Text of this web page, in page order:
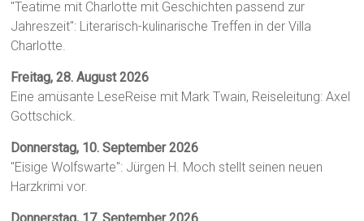
"Teatime mit Charlotte mit Geschichten passend zur
Jahreszeit": Literarisch-kulinarische Treffen in der Villa
Charlotte.
Freitag, 28. August 2026
Eine amüsante LeseReise mit Mark Twain, Reiseleitung: Axel
Gottschick.
Donnerstag, 10. September 2026
"Eisige Wolfswarte": Jürgen H. Moch stellt seinen neuen
Harzkrimi vor.